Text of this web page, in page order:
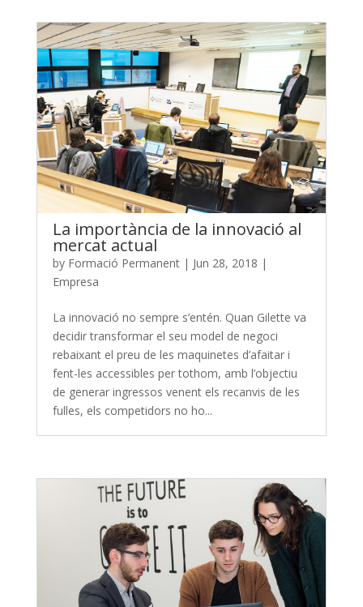
La importància de la innovació al
mercat actual
by Formació Permanent| Jun 28, 2018 |
Empresa
La innovació no sempre s’entén. Quan Gilette va
decidir transformar el seu model de negoci
rebaixant el preu de les maquinetes d’afaitar i
fent-les accessibles per tothom, amb l’objectiu
de generar ingressos venent els recanvis de les
fulles, els competidors no ho...